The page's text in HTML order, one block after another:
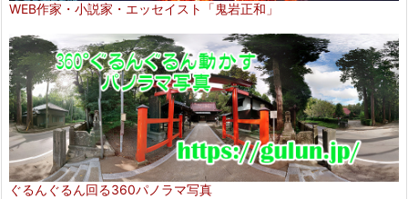
WEB作家・小説家・エッセイスト「鬼岩正和」
ぐるんぐるん回る360パノラマ写真